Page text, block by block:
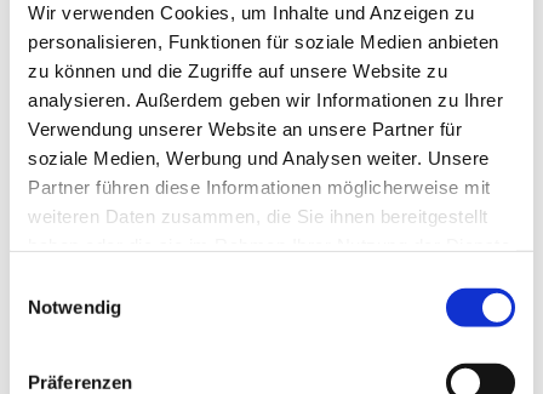
Wir verwenden Cookies, um Inhalte und Anzeigen zu
personalisieren, Funktionen für soziale Medien anbieten
zu können und die Zugriffe auf unsere Website zu
analysieren. Außerdem geben wir Informationen zu Ihrer
Verwendung unserer Website an unsere Partner für
soziale Medien, Werbung und Analysen weiter. Unsere
Partner führen diese Informationen möglicherweise mit
weiteren Daten zusammen, die Sie ihnen bereitgestellt
Notwendig
Präferenzen